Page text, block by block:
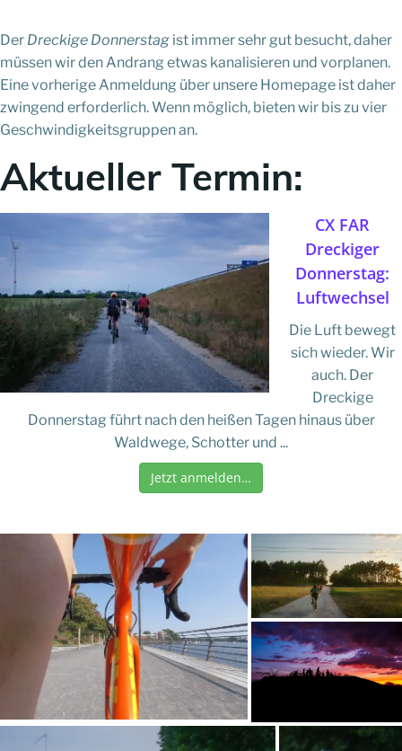
Der Dreckige Donnerstag ist immer sehr gut besucht, daher
müssen wir den Andrang etwas kanalisieren und vorplanen.
Eine vorherige Anmeldung über unsere Homepage ist daher
zwingend erforderlich. Wenn möglich, bieten wir bis zu vier
Geschwindigkeitsgruppen an.
Aktueller Termin:
CX FAR
Dreckiger
Donnerstag:
Luftwechsel
Die Luft bewegt
sich wieder. Wir
auch. Der
Dreckige
Donnerstag führt nach den heißen Tagen hinaus über
Waldwege, Schotter und ...
Jetzt anmelden…